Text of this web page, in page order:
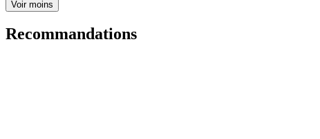
Voir moins
Recommandations